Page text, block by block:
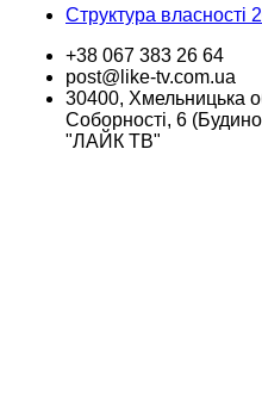
Структура власності
+38 067 383 26 64
post@like-tv.com.ua
30400, Хмельницька
Соборності, 6
"ЛАЙК ТВ"